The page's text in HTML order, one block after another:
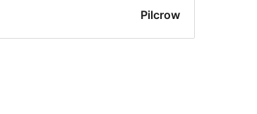
Pilcrow